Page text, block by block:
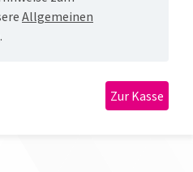
Allgemeinen
.